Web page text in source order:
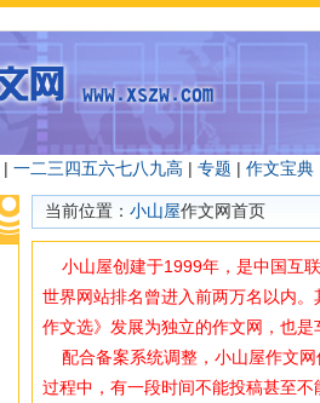
| 一二三四五六七八九高 | 专题 | 作文宝典
当前位置： 小山屋作文网首页
小山屋创建于1999年，是中国互
世界网站排名曾进入前两万名以内
作文选》发展为独立的作文网，也
配合备案系统调整，小山屋作文网
过程中，有一段时间不能投稿甚至